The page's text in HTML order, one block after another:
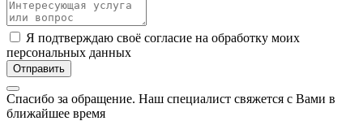
Я подтверждаю своё согласие на обработку моих
персональных данных
Отправить
Спасибо за обращение. Наш специалист свяжется с Вами в
ближайшее время